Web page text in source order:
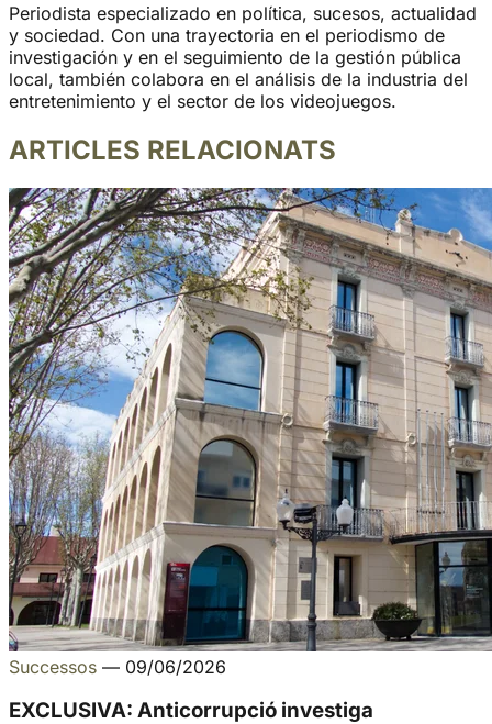
Periodista especializado en política, sucesos, actualidad
y sociedad. Con una trayectoria en el periodismo de
investigación y en el seguimiento de la gestión pública
local, también colabora en el análisis de la industria del
entretenimiento y el sector de los videojuegos.
ARTICLES RELACIONATS
Successos — 09/06/2026
EXCLUSIVA: Anticorrupció investiga